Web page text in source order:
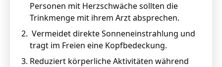
Personen mit Herzschwäche sollten die
Trinkmenge mit ihrem Arzt absprechen.
Vermeidet direkte Sonneneinstrahlung und
tragt im Freien eine Kopfbedeckung.
Reduziert körperliche Aktivitäten während